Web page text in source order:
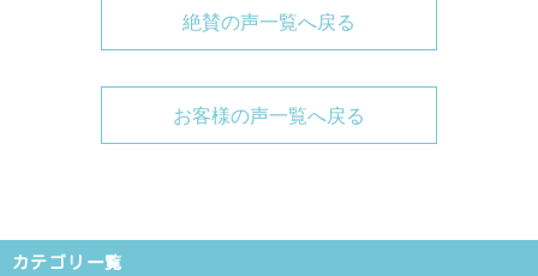
絶賛の声一覧へ戻る
お客様の声一覧へ戻る
カテゴリ一覧